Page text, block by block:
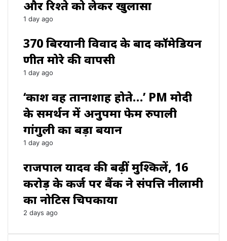
और रिश्ते को लेकर खुलासा
1 day ago
₹370 बिरयानी विवाद के बाद कॉमेडियन
प्रणीत मोरे की वापसी
1 day ago
‘काश वह तानाशाह होते…’ PM मोदी
के समर्थन में अनुपमा फेम रुपाली
गांगुली का बड़ा बयान
1 day ago
राजपाल यादव की बढ़ीं मुश्किलें, ₹16
करोड़ के कर्ज पर बैंक ने संपत्ति नीलामी
का नोटिस चिपकाया
2 days ago